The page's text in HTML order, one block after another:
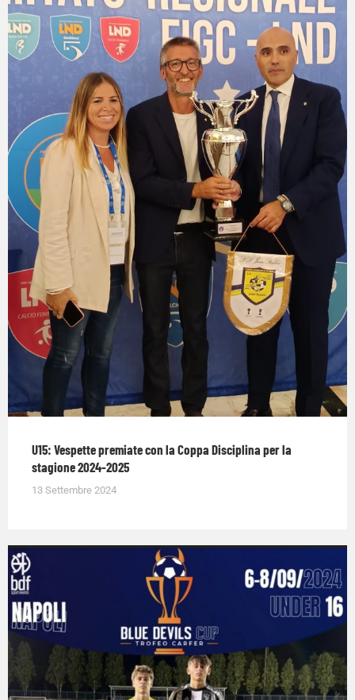
U15: Vespette premiate con la Coppa Disciplina per la
stagione 2024-2025
13 Settembre 2024